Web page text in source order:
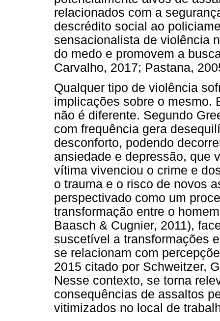
relacionados com a
descrédito social ao
sensacionalista de violência
do medo e promovem a
Carvalho, 2017; Pastana,
Qualquer tipo de violência
implicações sobre o mesmo.
não é diferente. Segundo
com frequência gera
desconforto, podendo
ansiedade e depressão, que
vítima vivenciou o crime e
o trauma e o risco de novos
perspectivado como um
transformação entre o
Baasch & Cugnier, 2011),
suscetível a transformações
se relacionam com
2015 citado por Schweitzer,
Nesse contexto, se torna
consequências de assaltos
vitimizados no local de